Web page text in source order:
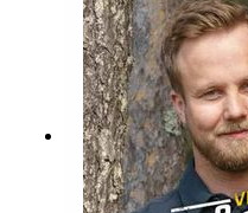
vanliga ger han oss
stater som är mer